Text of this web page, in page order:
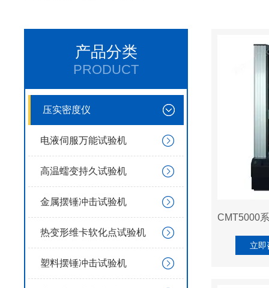
产品分类
PRODUCT
压实密度仪
电液伺服万能试验机
高温蠕变持久试验机
金属摆锤冲击试验机
热变形维卡软化点试验机
塑料摆锤冲击试验机
立即